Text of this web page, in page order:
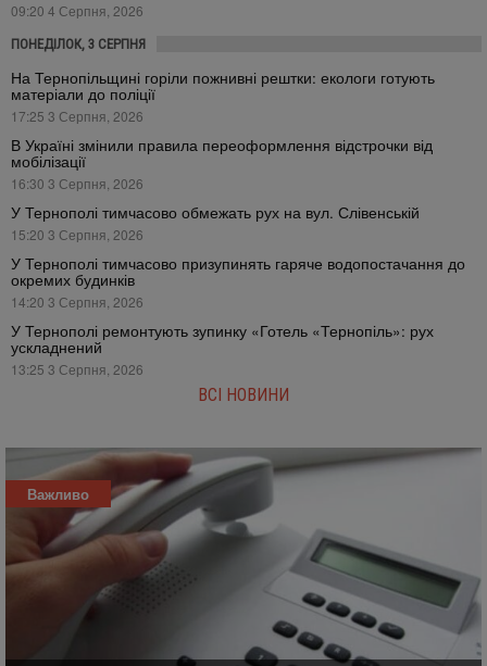
09:20 4 Серпня, 2026
ПОНЕДІЛОК, 3 СЕРПНЯ
На Тернопільщині горіли пожнивні рештки: екологи готують
матеріали до поліції
17:25 3 Серпня, 2026
В Україні змінили правила переоформлення відстрочки від
мобілізації
16:30 3 Серпня, 2026
У Тернополі тимчасово обмежать рух на вул. Слівенській
15:20 3 Серпня, 2026
У Тернополі тимчасово призупинять гаряче водопостачання до
окремих будинків
14:20 3 Серпня, 2026
У Тернополі ремонтують зупинку «Готель «Тернопіль»: рух
ускладнений
13:25 3 Серпня, 2026
ВСІ НОВИНИ
Важливо